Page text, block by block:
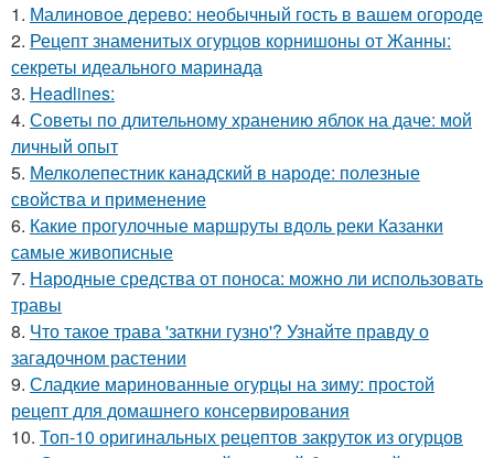
1. Малиновое дерево: необычный гость в вашем огороде
2. Рецепт знаменитых огурцов корнишоны от Жанны:
секреты идеального маринада
3. Headlines:
4. Советы по длительному хранению яблок на даче: мой
личный опыт
5. Мелколепестник канадский в народе: полезные
свойства и применение
6. Какие прогулочные маршруты вдоль реки Казанки
самые живописные
7. Народные средства от поноса: можно ли использовать
травы
8. Что такое трава 'заткни гузно'? Узнайте правду о
загадочном растении
9. Сладкие маринованные огурцы на зиму: простой
рецепт для домашнего консервирования
10. Топ-10 оригинальных рецептов закруток из огурцов